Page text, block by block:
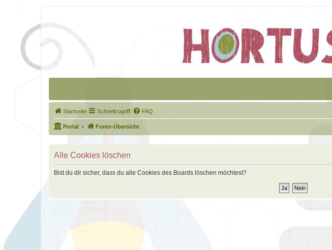
Startseite Schnellzugriff FAQ
Portal Foren-Übersicht
Alle Cookies löschen
Bist du dir sicher, dass du alle Cookies des Boards löschen möchtest?